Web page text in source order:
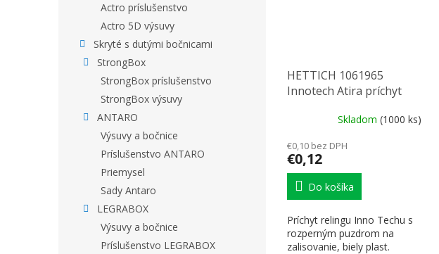
Actro príslušenstvo
Actro 5D výsuvy
Skryté s dutými bočnicami
StrongBox
StrongBox príslušenstvo
StrongBox výsuvy
ANTARO
Výsuvy a bočnice
Príslušenstvo ANTARO
Priemysel
Sady Antaro
LEGRABOX
Výsuvy a bočnice
Príslušenstvo LEGRABOX
HETTICH 1061965
Innotech Atira príchyt
rozperným púzdrom
Skladom (1000 ks)
€0,10 bez DPH
€0,12
Do košíka
Príchyt relingu Inno Techu s
rozperným puzdrom na
zalisovanie, biely plast.